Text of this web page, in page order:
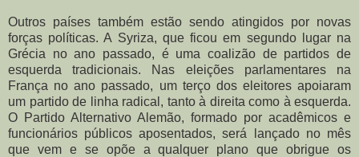
Outros países também estão sendo atingidos por novas
forças políticas. A Syriza, que ficou em segundo lugar na
Grécia no ano passado, é uma coalizão de partidos de
esquerda tradicionais. Nas eleições parlamentares na
França no ano passado, um terço dos eleitores apoiaram
um partido de linha radical, tanto à direita como à esquerda.
O Partido Alternativo Alemão, formado por acadêmicos e
funcionários públicos aposentados, será lançado no mês
que vem e se opõe a qualquer plano que obrigue os